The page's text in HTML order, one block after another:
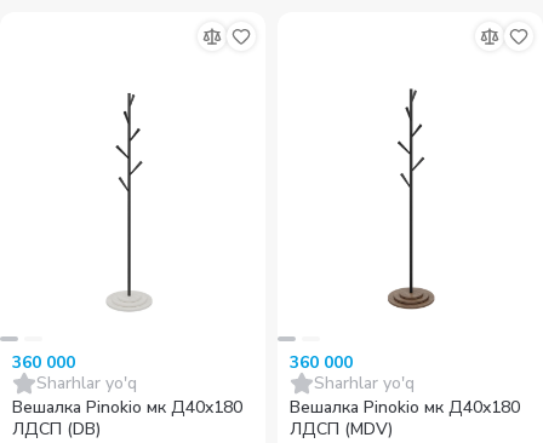
360 000
Sharhlar yo'q
Вешалка Pinokio мк Д40x180
ЛДСП (DB)
360 000
Sharhlar yo'q
Вешалка Pinokio мк Д40x180
ЛДСП (MDV)